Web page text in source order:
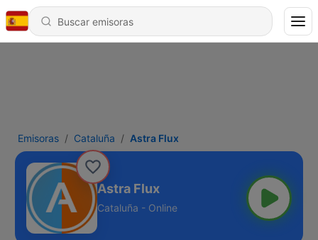
Emisoras Cataluña Astra Flux
Astra Flux
Cataluña - Online